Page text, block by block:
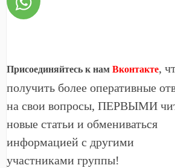
Присоединяйтесь к нам Вконтакте,
получить более оперативные
на свои вопросы, ПЕРВЫМИ
новые статьи и обмениваться
информацией с другими
участниками группы!